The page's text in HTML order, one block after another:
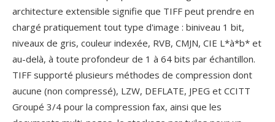
architecture extensible signifie que TIFF peut prendre en
chargé pratiquement tout type d'image : biniveau 1 bit,
niveaux de gris, couleur indexée, RVB, CMJN, CIE L*à*b* et
au-delà, à toute profondeur de 1 à 64 bits par échantillon.
TIFF supporté plusieurs méthodes de compression dont
aucune (non compressé), LZW, DEFLATE, JPEG et CCITT
Groupé 3/4 pour la compression fax, ainsi que les